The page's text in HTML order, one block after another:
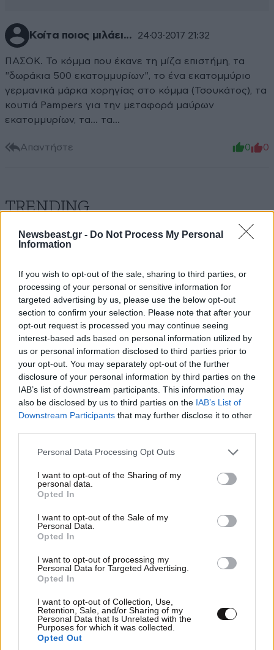
Newsbeast.gr - Do Not Process My Personal
Information
If you wish to opt-out of the sale, sharing to third parties, or
processing of your personal or sensitive information for
targeted advertising by us, please use the below opt-out
section to confirm your selection. Please note that after your
opt-out request is processed you may continue seeing
interest-based ads based on personal information utilized by
us or personal information disclosed to third parties prior to
your opt-out. You may separately opt-out of the further
disclosure of your personal information by third parties on the
IAB’s list of downstream participants. This information may
also be disclosed by us to third parties on the IAB’s List of
Downstream Participants that may further disclose it to other
Please note that this website/app uses one or more Google
not limited to your visit or usage behaviour. You may click to
grant or deny consent to Google and its third-party tags to
use your data for below specified purposes in below Google
consent section.
Personal Data Processing Opt Outs
I want to opt-out of the Sharing of my
personal data.
Opted In
I want to opt-out of the Sale of my
Personal Data.
Opted In
I want to opt-out of processing my
Personal Data for Targeted Advertising.
Opted In
I want to opt-out of Collection, Use,
Retention, Sale, and/or Sharing of my
Personal Data that Is Unrelated with the
Purposes for which it was collected.
Opted Out
Κοίτα ποιος μιλάει... 24·03·2017 21:32
ΠΑΣΟΚ. Το κόμμα που έκανε τη μίζα επιστήμη, τα
"δωράκια 500 εκατομμυρίων", το ένα εκατομμύριο
γερμανικά μάρκα χορηγίας στο κόμμα (Τσουκάτος), τα
κουτιά Pampers για την μεταφορά μαύρων
εκατομμυρίων, τα... τα...
Απαντήστε 0 0
TRENDING
10·08·2026 00:07
Σαν σήμερα 10 Αυγούστου: Η Ελλάδα αγγίζει
πέντε θαλασσών»